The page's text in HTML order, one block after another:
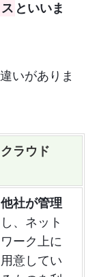
といいま
いがありま
クラウド
他社が管理
し、ネット
ワーク上に
用意してい